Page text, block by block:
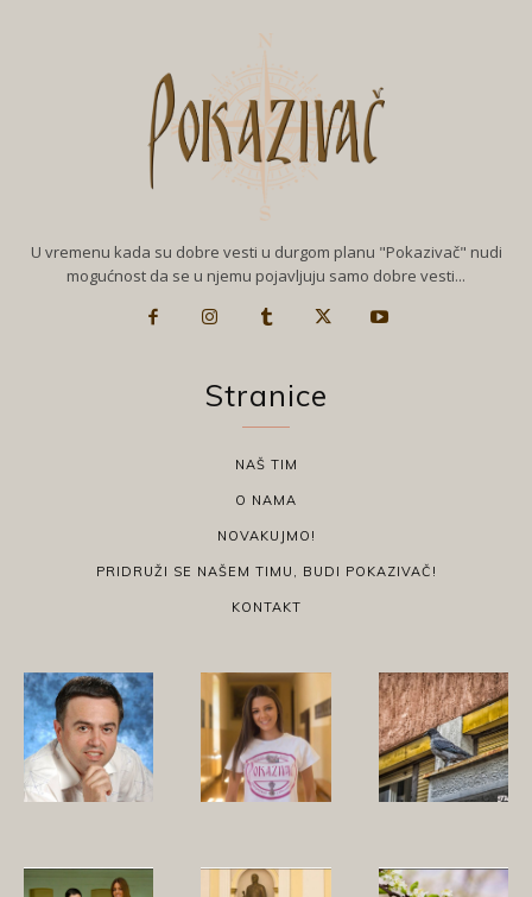
U vremenu kada su dobre vesti u durgom planu "Pokazivač" nudi
mogućnost da se u njemu pojavljuju samo dobre vesti...
Stranice
NAŠ TIM
O NAMA
NOVAKUJMO!
PRIDRUŽI SE NAŠEM TIMU, BUDI POKAZIVAČ!
KONTAKT